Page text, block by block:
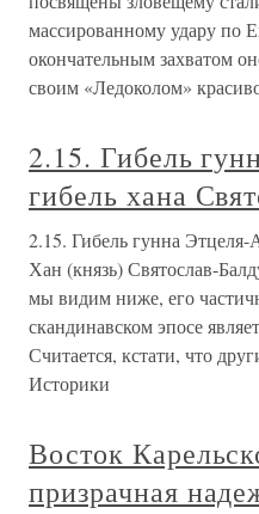
массированному удару по
окончательным захватом
своим «Ледоколом»
2.15. Гибель
гибель хана
2.15. Гибель гунна Этцеля-
Хан (князь) Святослав-
мы видим ниже, его
скандинавском эпосе
Считается, кстати, что
Историки
Восток
призрачная